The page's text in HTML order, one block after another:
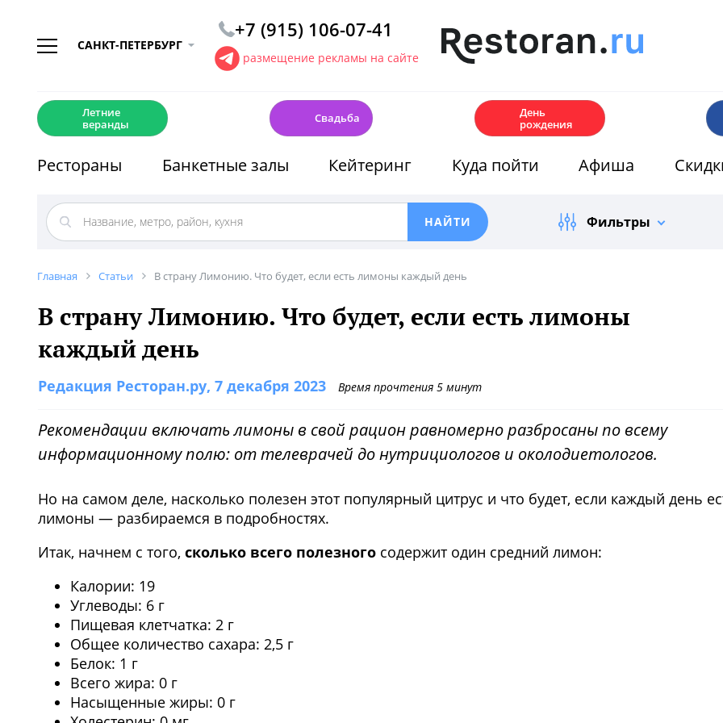
САНКТ-ПЕТЕРБУРГ
+7 (915) 106-07-41
размещение рекламы на сайте
Летние
веранды
Свадьба
День
рождения
Рестораны Банкетные залы Кейтеринг Куда пойти Афиша
Фильтры
Главная Статьи В страну Лимонию. Что будет, если есть лимоны каждый день
В страну Лимонию. Что будет, если есть лимоны
каждый день
Редакция Ресторан.ру, 7 декабря 2023 Время прочтения 5 минут
Рекомендации включать лимоны в свой рацион равномерно разбросаны по всему
информационному полю: от телеврачей до нутрициологов и околодиетологов.
Но на самом деле, насколько полезен этот популярный цитрус и что будет, если каждый день
лимоны — разбираемся в подробностях.
Итак, начнем с того, сколько всего полезного содержит один средний лимон:
Калории: 19
Углеводы: 6 г
Пищевая клетчатка: 2 г
Общее количество сахара: 2,5 г
Белок: 1 г
Всего жира: 0 г
Насыщенные жиры: 0 г